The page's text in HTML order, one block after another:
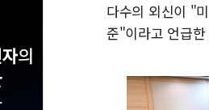
다수의 외신이 "
준"이라고 언급